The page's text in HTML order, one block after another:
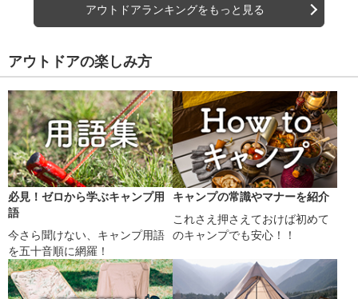
アウトドアランキングをもっと見る
アウトドアの楽しみ方
必見！ゼロから学ぶキャンプ用
語
今さら聞けない、キャンプ用語
を五十音順に網羅！
キャンプの常識やマナーを紹介
これさえ押さえておけば初めて
のキャンプでも安心！！